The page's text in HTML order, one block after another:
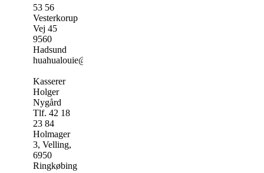
53 56
Vesterkorup
Vej 45
9560
Hadsund
huahualouie@gmail.com
Kasserer ​
Holger
Nygård​
Tlf. ​42 18
23 84
​Holmager
3, Velling,
6950
Ringkøbing​